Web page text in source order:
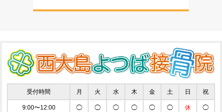
受付時間 月 火 水 木 金 土 日 祝
9:00〜12:00 ◯ ◯ ◯ ◯ ◯ ◯ 休 ◯